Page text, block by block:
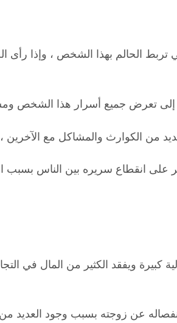
الحالم بهذا الشخص ، وإذا
تعرض جميع أسرار هذا الشخص
انقطاع سريره بين الناس بسبب
ويفقد الكثير من المال في
عن زوجته بسبب وجود العديد من